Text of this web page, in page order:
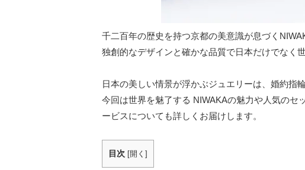
千二百年の歴史を持つ京都の美意識が息づく
独創的なデザインと確かな品質で日本だけでなく
日本の美しい情景が浮かぶジュエリーは、婚約指
今回は世界を魅了する NIWAKAの魅力や人気のセ
ービスについても詳しくお届けします。
目次 [開く ]